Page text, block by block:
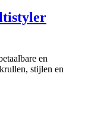
en
stijlen en